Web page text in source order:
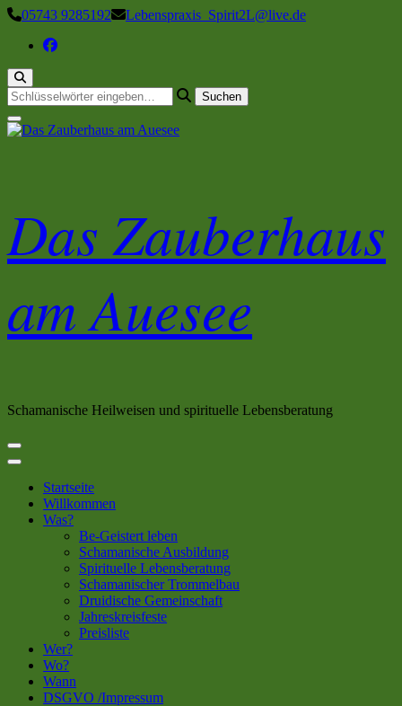
Zum
springen
05743 9285192 Lebenspraxis_Spirit2L@live.de
Suchst
du
nach
Das Zauberhaus
am Auesee
Schamanische Heilweisen und spirituelle Lebensberatung
Startseite
Willkommen
Was?
Be-Geistert leben
Schamanische Ausbildung
Spirituelle Lebensberatung
Schamanischer Trommelbau
Druidische Gemeinschaft
Jahreskreisfeste
Preisliste
Wer?
Wo?
Wann
DSGVO /Impressum